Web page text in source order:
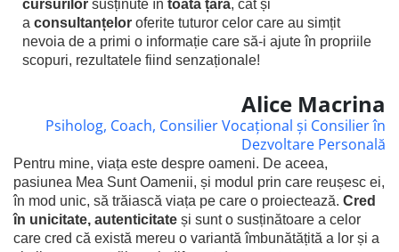
cursurilor susținute în toată țara, cât și
a consultanțelor oferite tuturor celor care au simțit
nevoia de a primi o informație care să-i ajute în propriile
scopuri, rezultatele fiind senzaționale!
Alice Macrina
Psiholog, Coach, Consilier Vocațional și Consilier în
Dezvoltare Personală
Pentru mine, viața este despre oameni. De aceea,
pasiunea Mea Sunt Oamenii, și modul prin care reușesc ei,
în mod unic, să trăiască viața pe care o proiectează. Cred
în unicitate, autenticitate și sunt o susținătoare a celor
care cred că există mereu o variantă îmbunătățită a lor și a